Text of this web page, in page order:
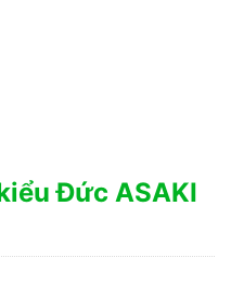
Đức ASAKI